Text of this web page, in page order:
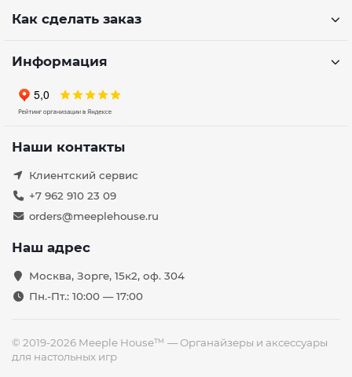
Как сделать заказ
Информация
Наши контакты
Клиентский сервис
+7 962 910 23 09
orders@meeplehouse.ru
Наш адрес
Москва, Зорге, 15к2, оф. 304
Пн.-Пт.: 10:00 — 17:00
© 2019-2026 Meeple House™ — Органайзеры и аксессуары
для настольных игр